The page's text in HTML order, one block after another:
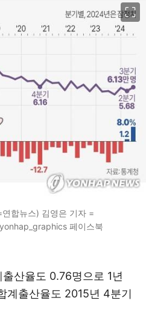
합뉴스) 김영은 기자 =
페이스북
산율도 0.76명으로 1년
계출산율도 2015년 4분기